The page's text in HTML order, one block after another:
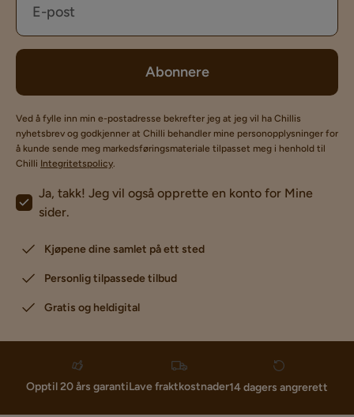
Abonnere
Ved å fylle inn min e-postadresse bekrefter jeg at jeg vil ha Chillis
nyhetsbrev og godkjenner at Chilli behandler mine personopplysninger for
å kunde sende meg markedsføringsmateriale tilpasset meg i henhold til
Chilli Integritetspolicy.
Ja, takk! Jeg vil også opprette en konto for Mine
sider.
Kjøpene dine samlet på ett sted
Personlig tilpassede tilbud
Gratis og heldigital
Opptil 20 års garantiLave fraktkostnader14 dagers angrerett